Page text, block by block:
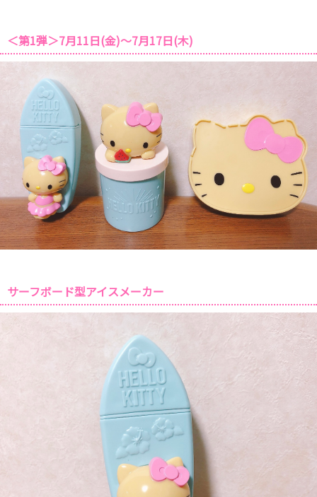
＜第1弾＞7月11日(金)～7月17日(木)
サーフボード型アイスメーカー